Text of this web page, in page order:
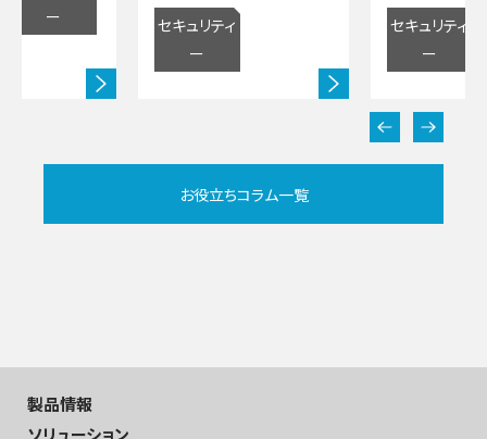
ー
セキュリティ
ー
セキュリティ
ー
お役立ちコラム一覧
製品情報
ソリューション